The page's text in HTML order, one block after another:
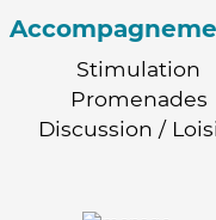
Stimulation
Promenades
Discussion /